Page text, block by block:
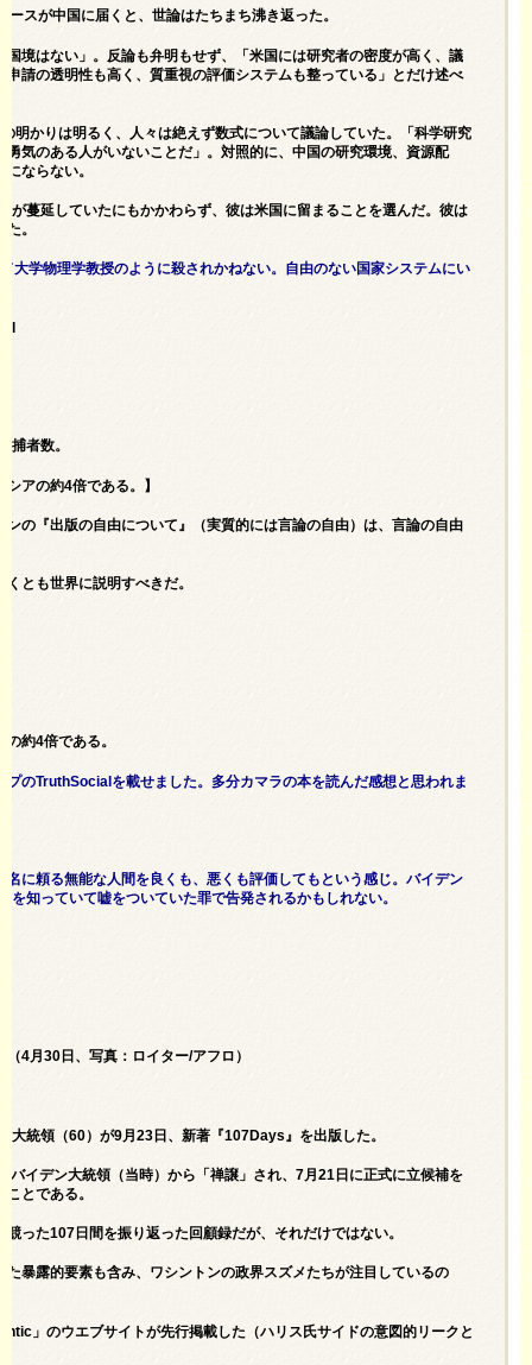
スが中国に届くと、世論はたちまち沸き返った。
境はない」。反論も弁明もせず、「米国には研究者の密度が高く、議
請の透明性も高く、質重視の評価システムも整っている」とだけ述べ
明かりは明るく、人々は絶えず数式について議論していた。「科学研究
気のある人がいないことだ」。対照的に、中国の研究環境、資源配
ならない。
が蔓延していたにもかかわらず、彼は米国に留まることを選んだ。彼は
。
大学物理学教授のように殺されかねない。自由のない国家システムにい
捕者数。
アの約4倍である。】
の『出版の自由について』（実質的には言論の自由）は、言論の自由
とも世界に説明すべきだ。
約4倍である。
のTruthSocialを載せました。多分カマラの本を読んだ感想と思われま
に頼る無能な人間を良くも、悪くも評価してもという感じ。バイデン
知っていて嘘をついていた罪で告発されるかもしれない。
4月30日、写真：ロイター/アフロ）
大統領（60）が9月23日、新著『107Days 』を出版した。
イデン大統領（当時）から「禅譲」され、7月21日に正式に立候補を
とである。
った107日間を振り返った回顧録だが、それだけではない。
暴露的要素も含み、ワシントンの政界スズメたちが注目しているの
」のウエブサイトが先行掲載した（ハリス氏サイドの意図的リークと